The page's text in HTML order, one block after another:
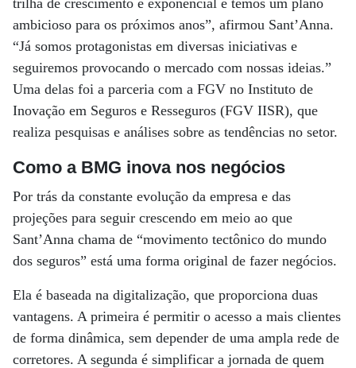
trilha de crescimento é exponencial e temos um plano
ambicioso para os próximos anos”, afirmou Sant’Anna.
“Já somos protagonistas em diversas iniciativas e
seguiremos provocando o mercado com nossas ideias.”
Uma delas foi a parceria com a FGV no Instituto de
Inovação em Seguros e Resseguros (FGV IISR), que
realiza pesquisas e análises sobre as tendências no setor.
Como a BMG inova nos negócios
Por trás da constante evolução da empresa e das
projeções para seguir crescendo em meio ao que
Sant’Anna chama de “movimento tectônico do mundo
dos seguros” está uma forma original de fazer negócios.
Ela é baseada na digitalização, que proporciona duas
vantagens. A primeira é permitir o acesso a mais clientes
de forma dinâmica, sem depender de uma ampla rede de
corretores. A segunda é simplificar a jornada de quem